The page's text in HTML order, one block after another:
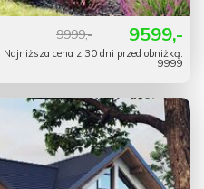
9599,-
9999,-
Najniższa cena z 30 dni przed obniżką:
9999